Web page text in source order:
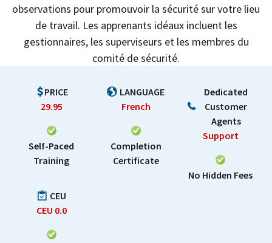
observations pour promouvoir la sécurité sur votre lieu
de travail. Les apprenants idéaux incluent les
gestionnaires, les superviseurs et les membres du
comité de sécurité.
PRICE
29.95
Self-Paced
Training
LANGUAGE
French
Completion
Certificate
Dedicated
Customer
Agents
Support
No Hidden Fees
CEU
CEU 0.0